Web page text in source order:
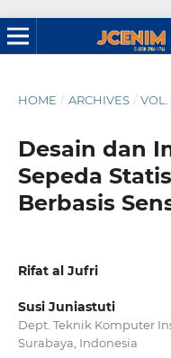
HOME / ARCHIVES / VOL.
Desain dan
Sepeda
Berbasis
Rifat al Jufri
Susi Juniastuti
Dept. Teknik Komputer
Surabaya, Indonesia